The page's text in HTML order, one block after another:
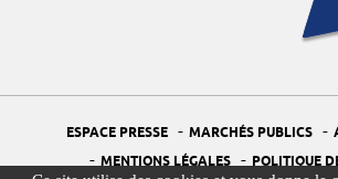
ESPACE PRESSE - MARCHÉS PUBLICS -
- MENTIONS LÉGALES - POLITIQUE